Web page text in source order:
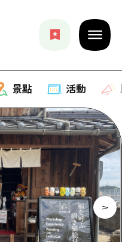
景點 活動
官方向導